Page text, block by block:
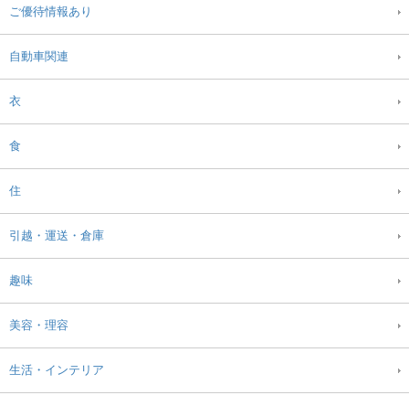
ご優待情報あり
自動車関連
衣
食
住
引越・運送・倉庫
趣味
美容・理容
生活・インテリア